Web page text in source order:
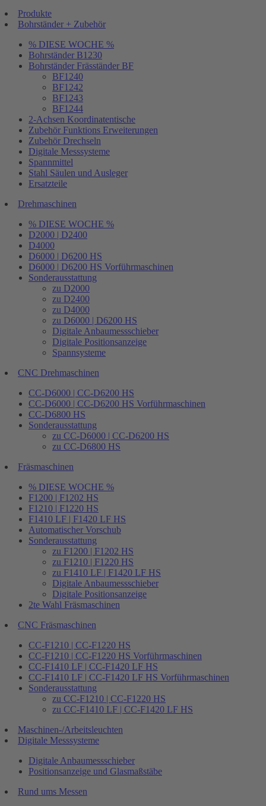
Produkte
Bohrständer + Zubehör
% DIESE WOCHE %
Bohrständer B1230
Bohrständer Fräsständer BF
BF1240
BF1242
BF1243
BF1244
2-Achsen Koordinatentische
Zubehör Funktions Erweiterungen
Zubehör Drechseln
Digitale Messsysteme
Spannmittel
Stahl Säulen und Ausleger
Ersatzteile
Drehmaschinen
% DIESE WOCHE %
D2000 | D2400
D4000
D6000 | D6200 HS
D6000 | D6200 HS Vorführmaschinen
Sonderausstattung
zu D2000
zu D2400
zu D4000
zu D6000 | D6200 HS
Digitale Anbaumessschieber
Digitale Positionsanzeige
Spannsysteme
CNC Drehmaschinen
CC-D6000 | CC-D6200 HS
CC-D6000 | CC-D6200 HS Vorführmaschinen
CC-D6800 HS
Sonderausstattung
zu CC-D6000 | CC-D6200 HS
zu CC-D6800 HS
Fräsmaschinen
% DIESE WOCHE %
F1200 | F1202 HS
F1210 | F1220 HS
F1410 LF | F1420 LF HS
Automatischer Vorschub
Sonderausstattung
zu F1200 | F1202 HS
zu F1210 | F1220 HS
zu F1410 LF | F1420 LF HS
Digitale Anbaumessschieber
Digitale Positionsanzeige
2te Wahl Fräsmaschinen
CNC Fräsmaschinen
CC-F1210 | CC-F1220 HS
CC-F1210 | CC-F1220 HS Vorführmaschinen
CC-F1410 LF | CC-F1420 LF HS
CC-F1410 LF | CC-F1420 LF HS Vorführmaschinen
Sonderausstattung
zu CC-F1210 | CC-F1220 HS
zu CC-F1410 LF | CC-F1420 LF HS
Maschinen-/Arbeitsleuchten
Digitale Messsysteme
Digitale Anbaumessschieber
Positionsanzeige und Glasmaßstäbe
Rund ums Messen